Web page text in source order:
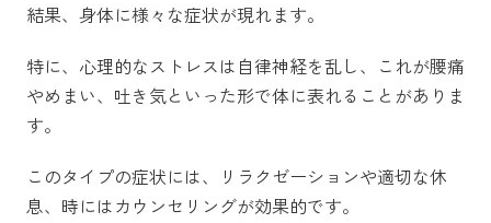
結果、身体に様々な症状が現れます。
特に、心理的なストレスは自律神経を乱し、これが腰痛
やめまい、吐き気といった形で体に表れることがありま
す。
このタイプの症状には、リラクゼーションや適切な休
息、時にはカウンセリングが効果的です。